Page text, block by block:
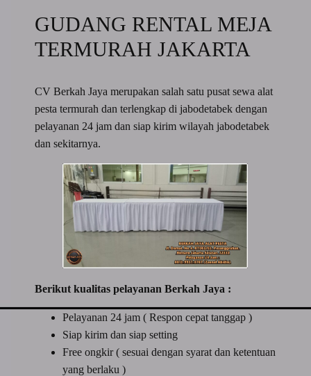
GUDANG RENTAL MEJA
TERMURAH JAKARTA
CV Berkah Jaya merupakan salah satu pusat sewa alat
pesta termurah dan terlengkap di jabodetabek dengan
pelayanan 24 jam dan siap kirim wilayah jabodetabek
dan sekitarnya.
Berikut kualitas pelayanan Berkah Jaya :
Pelayanan 24 jam ( Respon cepat tanggap )
Siap kirim dan siap setting
Free ongkir ( sesuai dengan syarat dan ketentuan
yang berlaku )